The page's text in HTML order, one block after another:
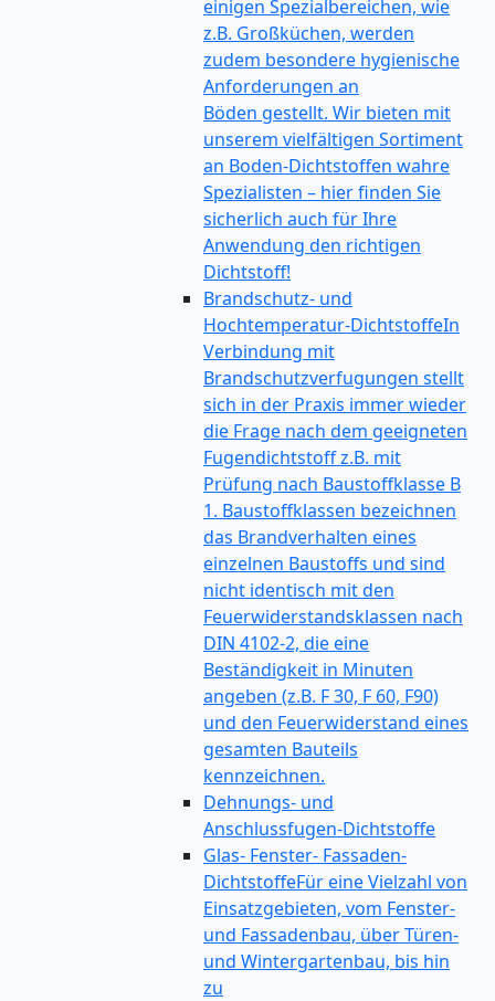
einigen Spezialbereichen, wie
z.B. Großküchen, werden
zudem besondere hygienische
Anforderungen an
Böden gestellt. Wir bieten mit
unserem vielfältigen Sortiment
an Boden-Dichtstoffen wahre
Spezialisten – hier finden Sie
sicherlich auch für Ihre
Anwendung den richtigen
Dichtstoff!
Brandschutz- und
Hochtemperatur-DichtstoffeIn
Verbindung mit
Brandschutzverfugungen stellt
sich in der Praxis immer wieder
die Frage nach dem geeigneten
Fugendichtstoff z.B. mit
Prüfung nach Baustoffklasse B
1. Baustoffklassen bezeichnen
das Brandverhalten eines
einzelnen Baustoffs und sind
nicht identisch mit den
Feuerwiderstandsklassen nach
DIN 4102-2, die eine
Beständigkeit in Minuten
angeben (z.B. F 30, F 60, F90)
und den Feuerwiderstand eines
gesamten Bauteils
kennzeichnen.
Dehnungs- und
Anschlussfugen-Dichtstoffe
Glas- Fenster- Fassaden-
DichtstoffeFür eine Vielzahl von
Einsatzgebieten, vom Fenster-
und Fassadenbau, über Türen-
und Wintergartenbau, bis hin
zu